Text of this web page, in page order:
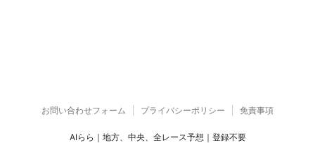
お問い合わせフォーム プライバシーポリシー 免責事項
AIらら｜地方、中央、全レース予想｜登録不要